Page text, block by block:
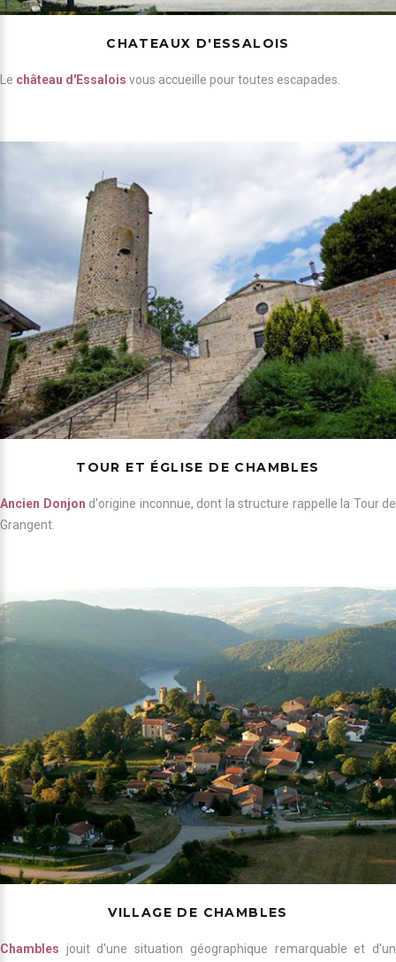
CHATEAUX D'ESSALOIS
Le château d'Essalois vous accueille pour toutes escapades.
TOUR ET ÉGLISE DE CHAMBLES
Ancien Donjon d'origine inconnue, dont la structure rappelle la Tour de
Grangent.
VILLAGE DE CHAMBLES
Chambles jouit d'une situation géographique remarquable et d'un